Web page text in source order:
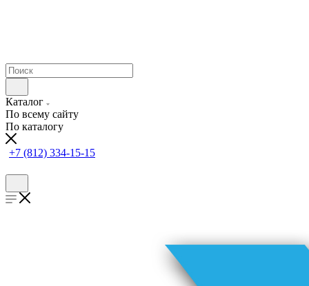
Каталог
По всему сайту
По каталогу
+7 (812) 334-15-15